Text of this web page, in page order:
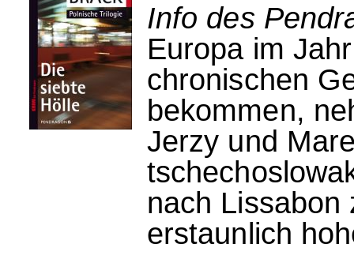
Info des
Europa im
chronischen
bekommen,
Jerzy und
nach Lissabon
erstaunlich